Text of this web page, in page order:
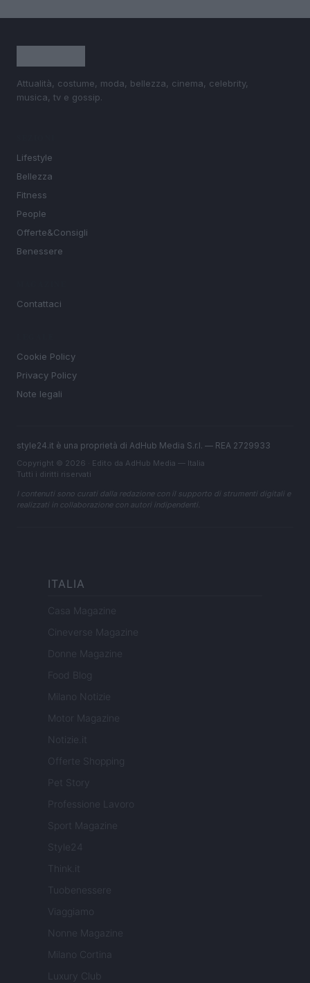
Attualità, costume, moda, bellezza, cinema, celebrity,
musica, tv e gossip.
Lifestyle
Bellezza
Fitness
People
Offerte&Consigli
Benessere
Contattaci
Cookie Policy
Privacy Policy
Note legali
style24.it è una proprietà di AdHub Media S.r.l. — REA 2729933
Copyright © 2026 · Edito da AdHub Media — Italia
Tutti i diritti riservati
I contenuti sono curati dalla redazione con il supporto di strumenti digitali e
realizzati in collaborazione con autori indipendenti.
ITALIA
Casa Magazine
Cineverse Magazine
Donne Magazine
Food Blog
Milano Notizie
Motor Magazine
Notizie.it
Offerte Shopping
Pet Story
Professione Lavoro
Sport Magazine
Style24
Think.it
Tuobenessere
Viaggiamo
Nonne Magazine
Milano Cortina
Luxury Club